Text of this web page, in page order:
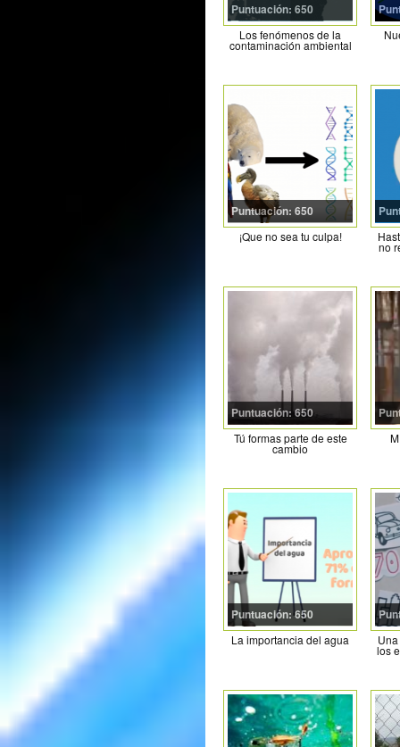
Puntuación: 650
Los fenómenos de la
contaminación ambiental
Puntuación: 650
¡Que no sea tu culpa!
no
Puntuación: 650
Tú formas parte de este
cambio
Puntuación: 650
La importancia del agua
los